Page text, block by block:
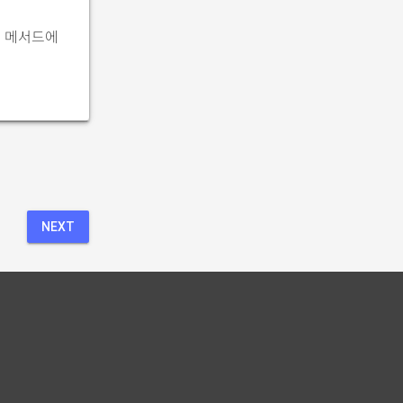
서드에
NEXT